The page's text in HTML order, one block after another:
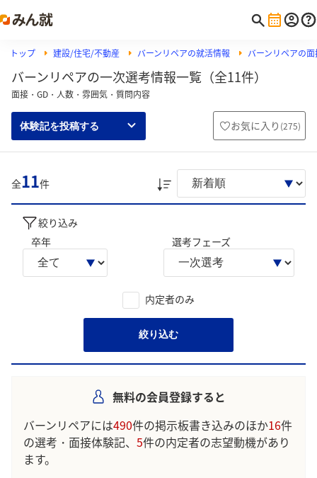
トップ 建設/住宅/不動産 バーンリペアの就活情報 バーンリペアの
バーンリペアの一次選考情報一覧（全11件）
面接・GD・人数・雰囲気・質問内容
体験記を投稿する お気に入り (275)
全11件
絞り込み
卒年
選考フェーズ
内定者のみ
絞り込む
無料の会員登録すると
バーンリペアには490件の掲示板書き込みのほか16件
の選考・面接体験記、 5件の内定者の志望動機があり
ます。